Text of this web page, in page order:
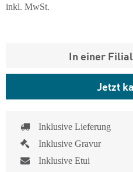
inkl. MwSt.
In einer
Jetzt
Inklusive Lieferung
Inklusive Gravur
Inklusive Etui